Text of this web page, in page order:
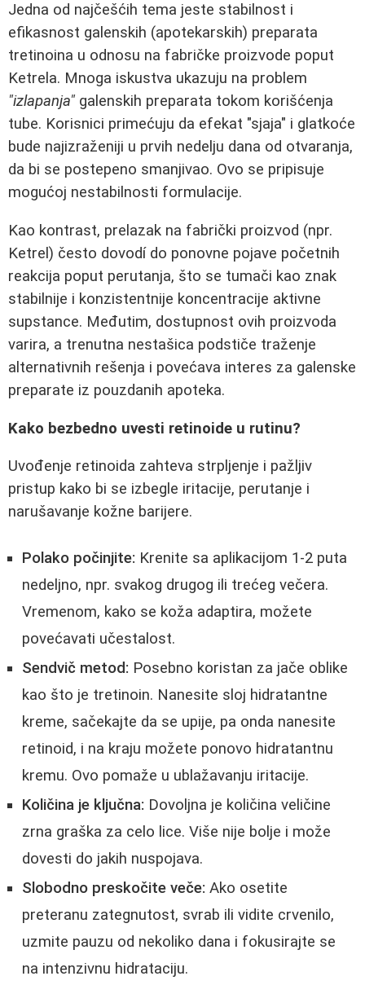
Jedna od najčešćih tema jeste stabilnost i
efikasnost galenskih (apotekarskih) preparata
tretinoina u odnosu na fabričke proizvode poput
Ketrela. Mnoga iskustva ukazuju na problem
"izlapanja" galenskih preparata tokom korišćenja
tube. Korisnici primećuju da efekat "sjaja" i glatkoće
bude najizraženiji u prvih nedelju dana od otvaranja,
da bi se postepeno smanjivao. Ovo se pripisuje
mogućoj nestabilnosti formulacije.
Kao kontrast, prelazak na fabrički proizvod (npr.
Ketrel) često dovodí do ponovne pojave početnih
reakcija poput perutanja, što se tumači kao znak
stabilnije i konzistentnije koncentracije aktivne
supstance. Međutim, dostupnost ovih proizvoda
varira, a trenutna nestašica podstiče traženje
alternativnih rešenja i povećava interes za galenske
preparate iz pouzdanih apoteka.
Kako bezbedno uvesti retinoide u rutinu?
Uvođenje retinoida zahteva strpljenje i pažljiv
pristup kako bi se izbegle iritacije, perutanje i
narušavanje kožne barijere.
Polako počinjite: Krenite sa aplikacijom 1-2 puta
nedeljno, npr. svakog drugog ili trećeg večera.
Vremenom, kako se koža adaptira, možete
povećavati učestalost.
Sendvič metod: Posebno koristan za jače oblike
kao što je tretinoin. Nanesite sloj hidratantne
kreme, sačekajte da se upije, pa onda nanesite
retinoid, i na kraju možete ponovo hidratantnu
kremu. Ovo pomaže u ublažavanju iritacije.
Količina je ključna: Dovoljna je količina veličine
zrna graška za celo lice. Više nije bolje i može
dovesti do jakih nuspojava.
Slobodno preskočite veče: Ako osetite
preteranu zategnutost, svrab ili vidite crvenilo,
uzmite pauzu od nekoliko dana i fokusirajte se
na intenzivnu hidrataciju.